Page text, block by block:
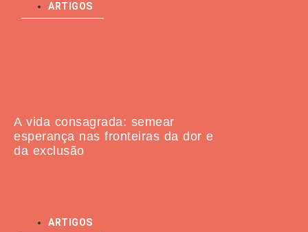
ARTIGOS
A vida consagrada: semear
esperança nas fronteiras da dor e
da exclusão
ARTIGOS